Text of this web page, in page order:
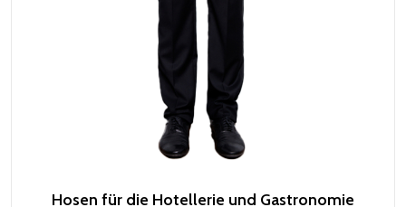
Hosen für die Hotellerie und Gastronomie